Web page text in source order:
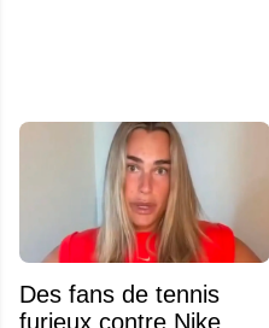
Des fans de tennis
furieux contre Nike